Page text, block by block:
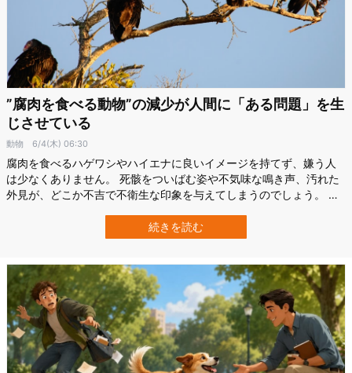
”腐肉を食べる動物”の減少が人間に「ある問題」を生
じさせている
動物 6/4(木) 06:30
腐肉を食べるハゲワシやハイエナに良いイメージを持てず、嫌う人
は少なくありません。 死骸をついばむ姿や不気味な鳴き声、汚れた
外見が、どこか不吉で不衛生な印象を与えてしまうのでしょう。 し
るのです。 アメリカのスタンフォード大学（Stanford University）
を中心とした国際研究チームは、腐肉食動物（スカベンジャー）の
続きを読む